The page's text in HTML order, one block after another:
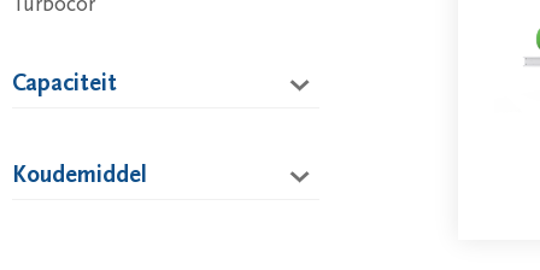
Capaciteit
Koudemiddel